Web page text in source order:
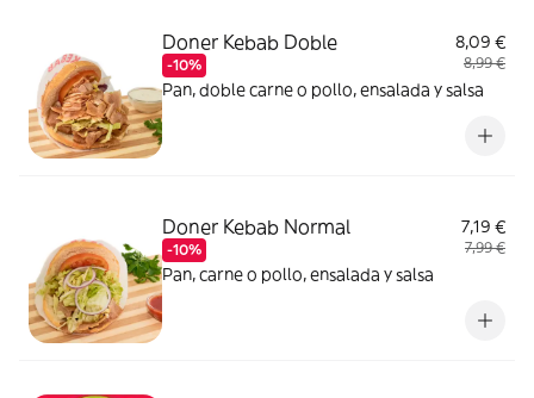
Doner Kebab Doble
-10%
8,09 €
8,99 €
Pan, doble carne o pollo, ensalada y salsa
Doner Kebab Normal
-10%
7,19 €
7,99 €
Pan, carne o pollo, ensalada y salsa